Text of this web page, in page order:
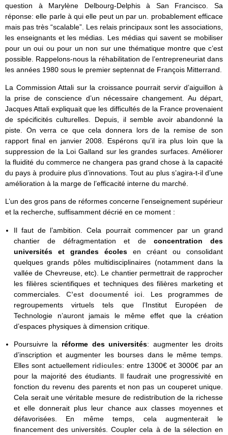
question à Marylène Delbourg-Delphis à San Francisco. Sa
réponse: elle parle à qui elle peut un par un. probablement efficace
mais pas très “scalable”. Les relais principaux sont les associations,
les enseignants et les médias. Les médias qui savent se mobiliser
pour un oui ou pour un non sur une thématique montre que c’est
possible. Rappelons-nous la réhabilitation de l’entrepreneuriat dans
les années 1980 sous le premier septennat de François Mitterrand.
La Commission Attali sur la croissance pourrait servir d’aiguillon à
la prise de conscience d’un nécessaire changement. Au départ,
Jacques Attali expliquait que les difficultés de la France provenaient
de spécificités culturelles. Depuis, il semble avoir abandonné la
piste. On verra ce que cela donnera lors de la remise de son
rapport final en janvier 2008. Espérons qu’il ira plus loin que la
suppression de la Loi Galland sur les grandes surfaces. Améliorer
la fluidité du commerce ne changera pas grand chose à la capacité
du pays à produire plus d’innovations. Tout au plus s’agira-t-il d’une
amélioration à la marge de l’efficacité interne du marché.
L’un des gros pans de réformes concerne l’enseignement supérieur
et la recherche, suffisamment décrié en ce moment :
Il faut de l’ambition. Cela pourrait commencer par un grand
chantier de défragmentation et de concentration des
universités et grandes écoles en créant ou consolidant
quelques grands pôles multidisciplinaires (notamment dans la
vallée de Chevreuse, etc). Le chantier permettrait de rapprocher
les filières scientifiques et techniques des filières marketing et
commerciales.C’est documenté ici . Les programmes de
regroupements virtuels tels que l’Institut Européen de
Technologie n’auront jamais le même effet que la création
d’espaces physiques à dimension critique.
Poursuivre la réforme des universités: augmenter les droits
d’inscription et augmenter les bourses dans le même temps.
Elles sont actuellement ridicules: entre 1300€ et 3000€ par an
pour la majorité des étudiants. Il faudrait une progressivité en
fonction du revenu des parents et non pas un couperet unique.
Cela serait une véritable mesure de redistribution de la richesse
et elle donnerait plus leur chance aux classes moyennes et
défavorisées. En même temps, cela augmenterait le
financement des universités. Coupler cela à de la sélection en